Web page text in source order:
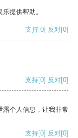
提供帮助。
支持[0] 反对[0]
支持[0] 反对[0]
露个人信息，让我非常
支持[0] 反对[0]